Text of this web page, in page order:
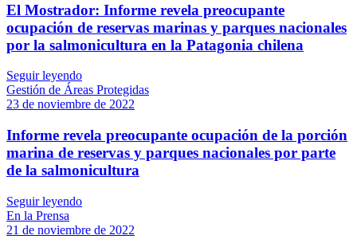
El Mostrador: Informe revela preocupante
ocupación de reservas marinas y parques nacionales
por la salmonicultura en la Patagonia chilena
Seguir leyendo
Gestión de Áreas Protegidas
23 de noviembre de 2022
Informe revela preocupante ocupación de la porción
marina de reservas y parques nacionales por parte
de la salmonicultura
Seguir leyendo
En la Prensa
21 de noviembre de 2022